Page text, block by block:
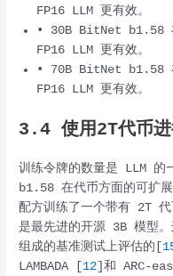
FP16 LLM 更有效。
• 30B BitNet b1.58
FP16 LLM 更有效。
• 70B BitNet b1.58
FP16 LLM 更有效。
3.4 使用2T代币进
训练令牌的数量是 LLM
b1.58 在代币方面的可扩
配方训练了一个带有 2T
是最先进的开源 3B 模型
组成的基准测试上评估的[
LAMBADA [ 12 ]和 ARC-